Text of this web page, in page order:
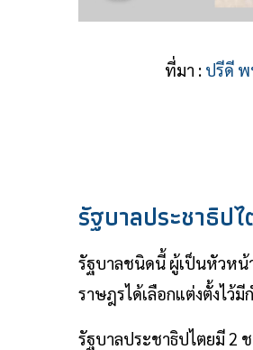
ที่มา : ปรีดี พ
รัฐบาลประชาธิป
รัฐบาลชนิดนี้ ผู้เป็นหัวหน้
ราษฎรได้เลือกแต่งตั้งไว้
รัฐบาลประชาธิปไตยมี 2